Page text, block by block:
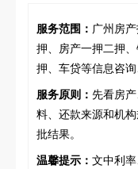
服务范围： 广州房
押、房产一押二押
押、车贷等信息咨询
服务原则： 先看房
料、还款来源和机
批结果。
温馨提示： 文中利